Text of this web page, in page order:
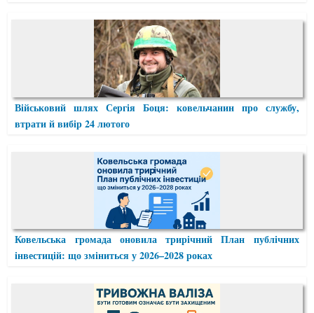
Військовий шлях Сергія Боця: ковельчанин про службу,
втрати й вибір 24 лютого
Ковельська громада оновила трирічний План публічних
інвестицій: що зміниться у 2026–2028 роках